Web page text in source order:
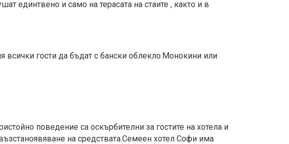
единтвено и само на терасата на стаите , както и в
всички гости да бъдат с бански облекло.Монокини или
поведение са оскърбителни за гостите на хотела и
на средствата.Семеен хотел Софи има